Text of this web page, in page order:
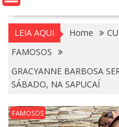
LEIA AQUI Home
FAMOSOS
GRACYANNE BARBOSA
SÁBADO, NA SAPUCAÍ
FAMOSOS